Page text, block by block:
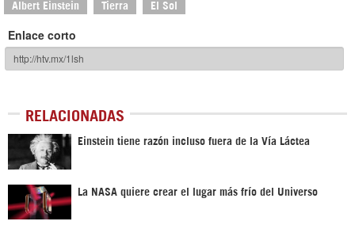
Albert Einstein Tierra El Sol
Enlace corto
RELACIONADAS
Einstein tiene razón incluso fuera de la Vía Láctea
La NASA quiere crear el lugar más frío del Universo